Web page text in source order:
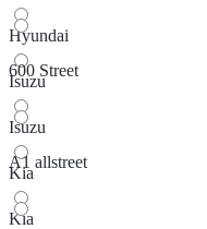
Hyundai
Isuzu
Isuzu
Kia
Kia
600 Street
A1 allstreet